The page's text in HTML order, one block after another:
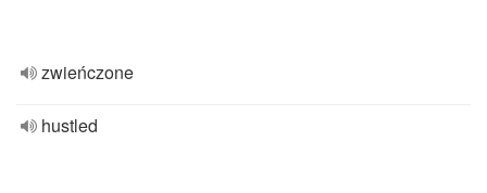
zwieńczone
hustled